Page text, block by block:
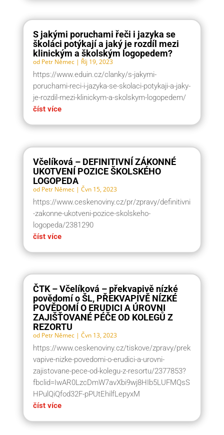
S jakými poruchami řeči i jazyka se
školáci potýkají a jaký je rozdíl mezi
klinickým a školským logopedem?
od Petr Němec| Říj 19, 2023
https://www.eduin.cz/clanky/s-jakymi-
poruchami-reci-i-jazyka-se-skolaci-potykaji-a-jaky-
je-rozdil-mezi-klinickym-a-skolskym-logopedem/
číst více
Včelíková – DEFINITIVNÍ ZÁKONNÉ
UKOTVENÍ POZICE ŠKOLSKÉHO
LOGOPEDA
od Petr Němec| Čvn 15, 2023
https://www.ceskenoviny.cz/pr/zpravy/definitivni
-zakonne-ukotveni-pozice-skolskeho-
logopeda/2381290
číst více
ČTK – Včelíková – překvapivě nízké
povědomí o ŠL, PŘEKVAPIVĚ NÍZKÉ
POVĚDOMÍ O ERUDICI A ÚROVNI
ZAJIŠŤOVANÉ PÉČE OD KOLEGŮ Z
REZORTU
od Petr Němec| Čvn 13, 2023
https://www.ceskenoviny.cz/tiskove/zpravy/prek
vapive-nizke-povedomi-o-erudici-a-urovni-
zajistovane-pece-od-kolegu-z-resortu/2377853?
fbclid=IwAR0LzcDmW7avXbi9wj8HIb5LUFMQsS
HPulQiQfod32F-pPUtEhilfLepyxM
číst více